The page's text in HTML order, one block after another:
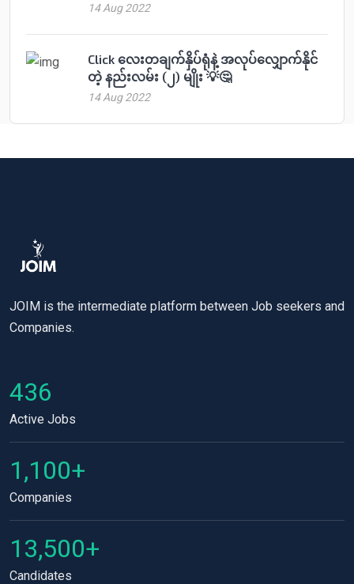
14 Aug 2022
Click လေးတချက်နှိပ်ရုံနဲ့ အလုပ်လျှောက်နိုင်
တဲ့ နည်းလမ်း (၂) မျိုး 💡🤔
14 Aug 2022
JOIM is the intermediate platform between Job seekers and
Companies.
436
Active Jobs
1,100+
Companies
13,500+
Candidates